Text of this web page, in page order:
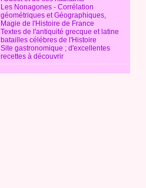
Les Nonagones - Corrélation
géométriques et Géographiques,
Magie de l'Histoire de France
Textes de l'antiquité grecque et latine
batailles célébres de l'Histoire
Site gastronomique ; d'excellentes
recettes à découvrir